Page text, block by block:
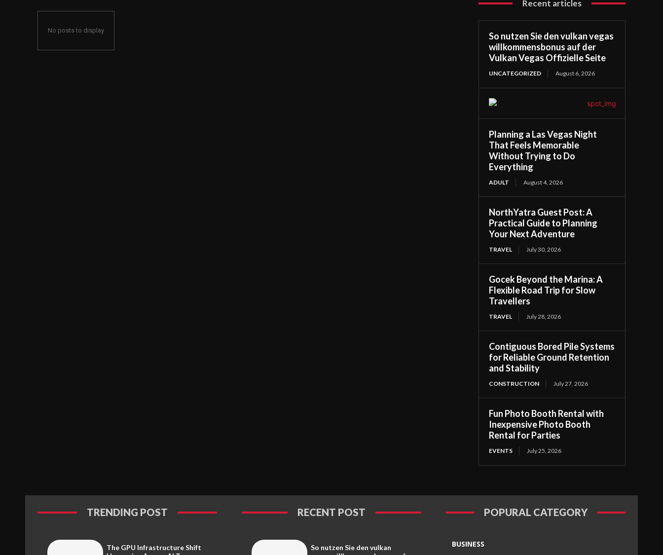
No posts to display
Recent articles
So nutzen Sie den vulkan vegas
willkommensbonus auf der
Vulkan Vegas Offizielle Seite
UNCATEGORIZED August 6, 2026
Planning a Las Vegas Night
That Feels Memorable
Without Trying to Do
Everything
ADULT August 4, 2026
NorthYatra Guest Post: A
Practical Guide to Planning
Your Next Adventure
TRAVEL July 30, 2026
Gocek Beyond the Marina: A
Flexible Road Trip for Slow
Travellers
TRAVEL July 28, 2026
Contiguous Bored Pile Systems
for Reliable Ground Retention
and Stability
CONSTRUCTION July 27, 2026
Fun Photo Booth Rental with
Inexpensive Photo Booth
Rental for Parties
EVENTS July 25, 2026
TRENDING POST
The GPU Infrastructure Shift
RECENT POST
So nutzen Sie den vulkan
POPURAL CATEGORY
BUSINESS